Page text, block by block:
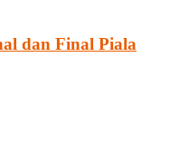
dan Final Piala